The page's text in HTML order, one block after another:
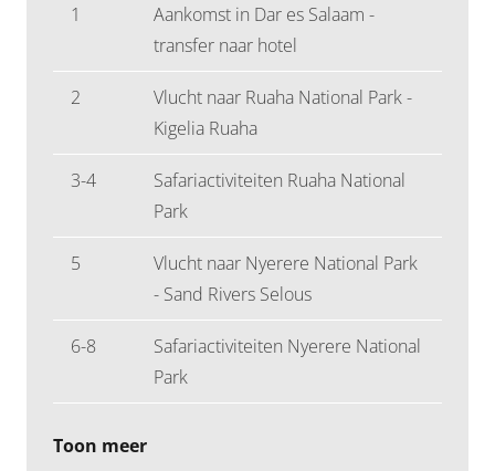
1
Aankomst in Dar es Salaam -
transfer naar hotel
2
Vlucht naar Ruaha National Park -
Kigelia Ruaha
3-4
Safariactiviteiten Ruaha National
Park
5
Vlucht naar Nyerere National Park
- Sand Rivers Selous
6-8
Safariactiviteiten Nyerere National
Park
Toon meer